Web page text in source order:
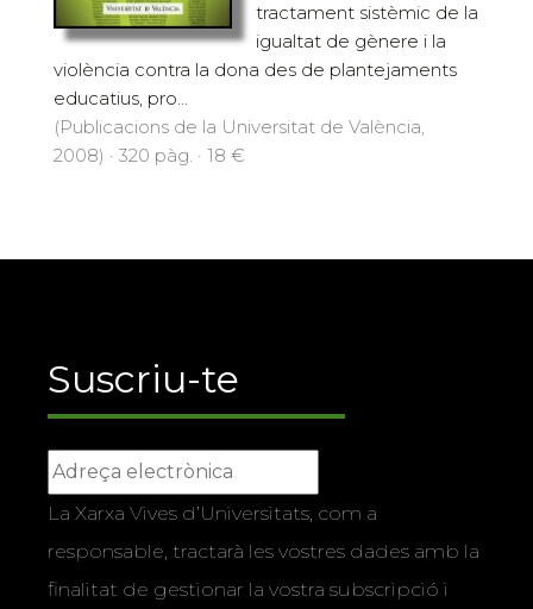
tractament sistèmic de la
igualtat de gènere i la
violència contra la dona des de plantejaments
educatius, pro...
(Publicacions de la Universitat de València,
2008) · 320 pàg. · 18 €
Suscriu-te
La Xarxa Vives d’Universitats, com a
responsable, tractarà les vostres dades amb la
finalitat de gestionar la vostra subscripció i